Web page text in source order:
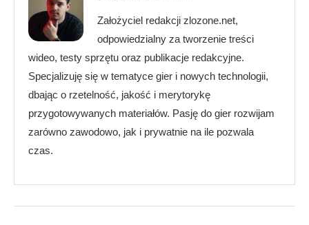
Założyciel redakcji zlozone.net,
odpowiedzialny za tworzenie treści
wideo, testy sprzętu oraz publikacje redakcyjne.
Specjalizuję się w tematyce gier i nowych technologii,
dbając o rzetelność, jakość i merytorykę
przygotowywanych materiałów. Pasję do gier rozwijam
zarówno zawodowo, jak i prywatnie na ile pozwala
czas.